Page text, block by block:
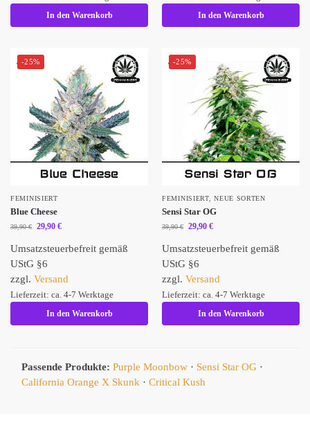
In den Warenkorb
In den Warenkorb
-25%
FEMINISIERT
Blue Cheese
39,90€ 29,90 €
Umsatzsteuerbefreit gemäß
UStG §6
zzgl. Versand
Lieferzeit: ca. 4-7 Werktage
In den Warenkorb
-25%
FEMINISIERT,NEUE SORTEN
Sensi Star OG
39,90€ 29,90 €
Umsatzsteuerbefreit gemäß
UStG §6
zzgl. Versand
Lieferzeit: ca. 4-7 Werktage
In den Warenkorb
Passende Produkte: Purple Moonbow · Sensi Star OG ·
California Orange X Skunk · Critical Kush